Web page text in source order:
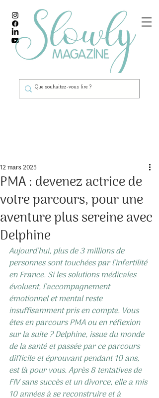
PMA : devenez actrice de
votre parcours, pour une
aventure plus sereine avec
Delphine
12 mars 2025
Aujourd’hui, plus de 3 millions de
personnes sont touchées par l’infertilité
en France. Si les solutions médicales
évoluent, l’accompagnement
émotionnel et mental reste
insuffisamment pris en compte. Vous
êtes en parcours PMA ou en réflexion
sur la suite ? Delphine, issue du monde
de la santé et passée par ce parcours
difficile et éprouvant pendant 10 ans,
est là pour vous. Après 8 tentatives de
FIV sans succès et un divorce, elle a mis
10 années à se reconstruire et à